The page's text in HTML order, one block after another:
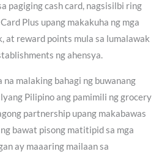
pagiging cash card, nagsisilbi ring
Plus upang makakuha ng mga
at reward points mula sa lumalawak
ng ahensya.
malaking bahagi ng buwanang
Pilipino ang pamimili ng grocery
partnership upang makabawas
bawat pisong matitipid sa mga
ay maaaring mailaan sa